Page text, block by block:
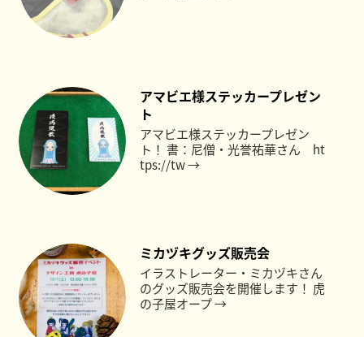
アマビエ様ステッカープレゼン
ト
アマビエ様ステッカープレゼン
ト！ 書：尼僧・光誉祐華さん ht
tps://tw →
ミカヅキグッズ販売会
イラストレーター・ミカヅキさん
のグッズ販売会を開催します！ 虎
の子屋オープ →